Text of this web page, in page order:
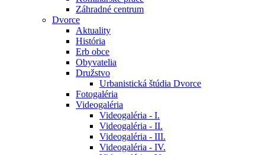
Záhradné centrum
Dvorce
Aktuality
História
Erb obce
Obyvatelia
Družstvo
Urbanistická štúdia Dvorce
Fotogaléria
Videogaléria
Videogaléria - I.
Videogaléria - II.
Videogaléria - III.
Videogaléria - IV.